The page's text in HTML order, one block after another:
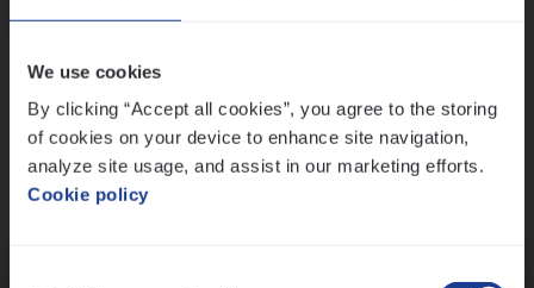
We use cookies
By clicking “Accept all cookies”, you agree to the storing
of cookies on your device to enhance site navigation,
analyze site usage, and assist in our marketing efforts.
Cookie policy